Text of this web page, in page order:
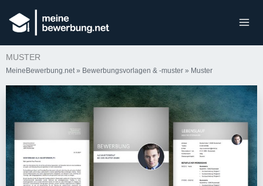
MUSTER
MeineBewerbung.net » Bewerbungsvorlagen & -muster » Muster